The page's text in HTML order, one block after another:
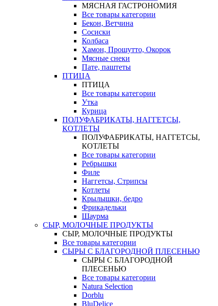
МЯСНАЯ ГАСТРОНОМИЯ
Все товары категории
Бекон, Ветчина
Сосиски
Колбаса
Хамон, Прошутто, Окорок
Мясные снеки
Пате, паштеты
ПТИЦА
ПТИЦА
Все товары категории
Утка
Курица
ПОЛУФАБРИКАТЫ, НАГГЕТСЫ,
КОТЛЕТЫ
ПОЛУФАБРИКАТЫ, НАГГЕТСЫ,
КОТЛЕТЫ
Все товары категории
Ребрышки
Филе
Наггетсы, Стрипсы
Котлеты
Крылышки, бедро
Фрикадельки
Шаурма
СЫР, МОЛОЧНЫЕ ПРОДУКТЫ
СЫР, МОЛОЧНЫЕ ПРОДУКТЫ
Все товары категории
СЫРЫ С БЛАГОРОДНОЙ ПЛЕСЕНЬЮ
СЫРЫ С БЛАГОРОДНОЙ
ПЛЕСЕНЬЮ
Все товары категории
Natura Selection
Dorblu
BluDelice